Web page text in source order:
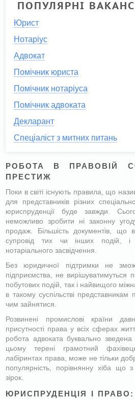
ПОПУЛЯРНІ
Юрист
Нотаріус
Адвокат
Помічник юриста
Помічник нотаріуса
Помічник адвоката
Декларант
Спеціаліст з митних питань
РОБОТА В ПРАВОВІЙ
ПРЕСТИЖ
Поки в світі існують правила, що
для представників різних
юриспруденції буде завжди.
неможливо зробити ні законну
продаж. Більшість документів, що
супровід тих чи інших подій,
нотаріального засвідчення.
Без юридичної підтримки не
підприємства, не вирішуватимуться
побутових подій, так і найвищого
в такому суспільстві
чим зайнятися.
Розвинені промислові країни
присутності права у всіх сферах
робота адвоката буквально
цьому терені грамотний
лабіринтах права, може не тільки
популярність, порівнянну хіба що
зірок.
ЮРИСПРУДЕНЦІЯ І